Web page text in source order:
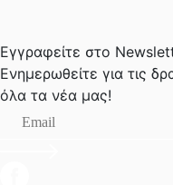
Εγγραφείτε στο
Ενημερωθείτε για τις
όλα τα νέα μας!